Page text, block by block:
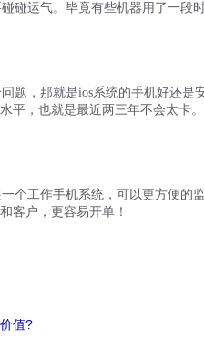
碰运气。毕竟有些机器用了一
题，那就是ios系统的手机好还是
平，也就是最近两三年不会太卡
个工作手机系统，可以更方便
客户，更容易开单！
值?